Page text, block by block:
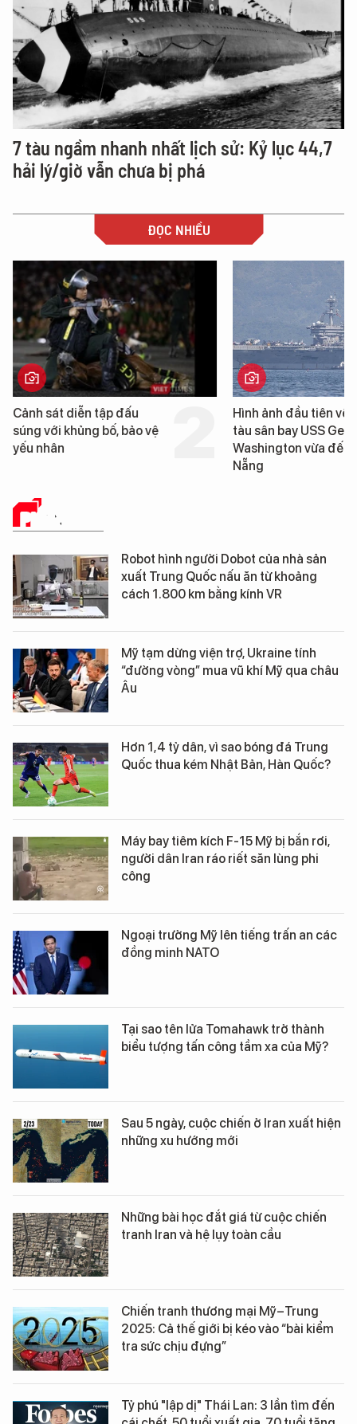
7 tàu ngầm nhanh nhất lịch sử: Kỷ lục 44,7
hải lý/giờ vẫn chưa bị phá
ĐỌC NHIỀU
Cảnh sát diễn tập đấu
súng với khủng bố, bảo vệ
yếu nhân
Hình ảnh đầu tiên về
tàu sân bay USS
Washington vừa đến
Nẵng
PHÂN TÍCH
Robot hình người Dobot của nhà sản
xuất Trung Quốc nấu ăn từ khoảng
cách 1.800 km bằng kính VR
Mỹ tạm dừng viện trợ, Ukraine tính
“đường vòng” mua vũ khí Mỹ qua châu
Âu
Hơn 1,4 tỷ dân, vì sao bóng đá Trung
Quốc thua kém Nhật Bản, Hàn Quốc?
Máy bay tiêm kích F-15 Mỹ bị bắn rơi,
người dân Iran ráo riết săn lùng phi
công
Ngoại trưởng Mỹ lên tiếng trấn an các
đồng minh NATO
Tại sao tên lửa Tomahawk trở thành
biểu tượng tấn công tầm xa của Mỹ?
Sau 5 ngày, cuộc chiến ở Iran xuất hiện
những xu hướng mới
Những bài học đắt giá từ cuộc chiến
tranh Iran và hệ lụy toàn cầu
Chiến tranh thương mại Mỹ–Trung
2025: Cả thế giới bị kéo vào “bài kiểm
tra sức chịu đựng”
Tỷ phú "lập dị" Thái Lan: 3 lần tìm đến